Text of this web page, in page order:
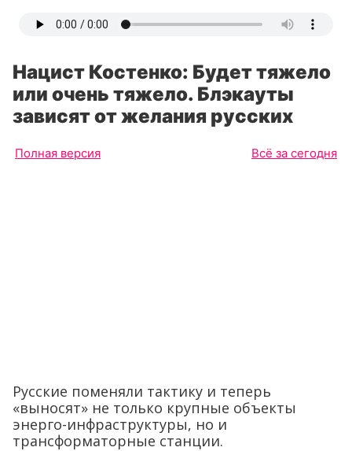
Нацист Костенко: Будет тяжело
или очень тяжело. Блэкауты
зависят от желания русских
Полная версия Всё за сегодня
Русские поменяли тактику и теперь
«выносят» не только крупные объекты
энерго-инфраструктуры, но и
трансформаторные станции.